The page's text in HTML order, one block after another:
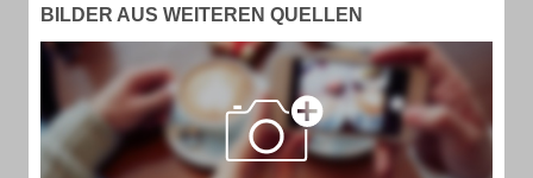
BILDER AUS WEITEREN QUELLEN